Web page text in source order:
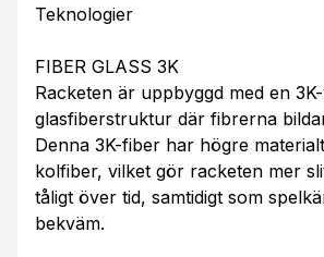
Teknologier
FIBER GLASS 3K
Racketen är uppbyggd med en
glasfiberstruktur där fibrerna
Denna 3K-fiber har högre
kolfiber, vilket gör racketen mer
tåligt över tid, samtidigt som
bekväm.